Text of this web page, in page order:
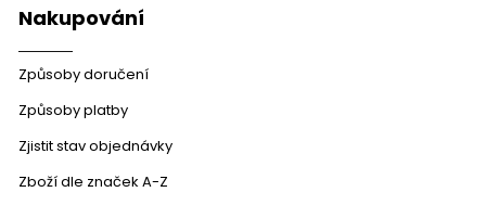
Nakupování
Způsoby doručení
Způsoby platby
Zjistit stav objednávky
Zboží dle značek A-Z